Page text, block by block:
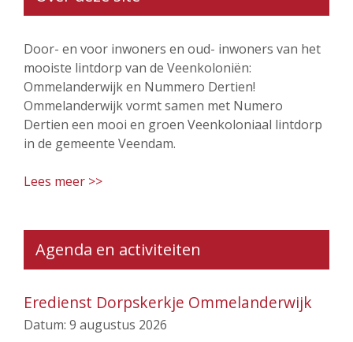
Door- en voor inwoners en oud- inwoners van het
mooiste lintdorp van de Veenkoloniën:
Ommelanderwijk en Nummero Dertien!
Ommelanderwijk vormt samen met Numero
Dertien een mooi en groen Veenkoloniaal lintdorp
in de gemeente Veendam.
Lees meer >>
Agenda en activiteiten
Eredienst Dorpskerkje Ommelanderwijk
Datum: 9 augustus 2026